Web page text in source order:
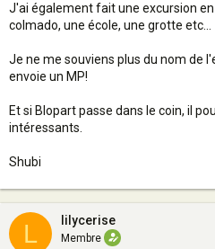
J'ai également fait une excursion
colmado, une école, une grotte etc...
Je ne me souviens plus du nom de
envoie un MP!
Et si Blopart passe dans le coin, il
intéressants.
Shubi
L lilycerise
Membre